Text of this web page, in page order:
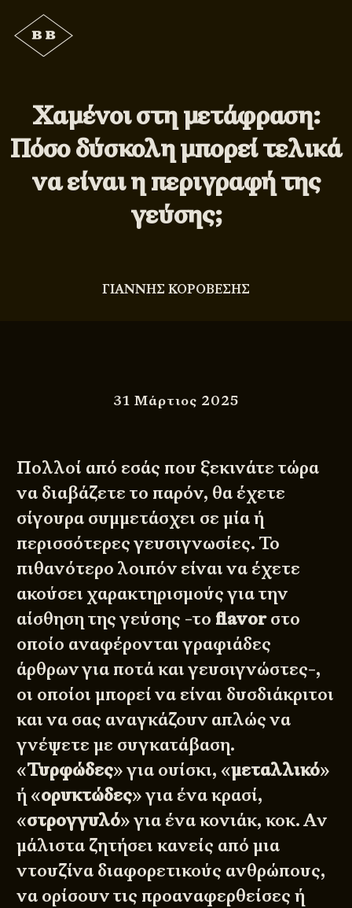
Χαμένοι στη μετάφραση:
Πόσο δύσκολη μπορεί τελικά
να είναι η περιγραφή της
γεύσης;
ΓΙΑΝΝΗΣ ΚΟΡΟΒΕΣΗΣ
31 Μάρτιος 2025
Πολλοί από εσάς που ξεκινάτε τώρα
να διαβάζετε το παρόν, θα έχετε
σίγουρα συμμετάσχει σε μία ή
περισσότερες γευσιγνωσίες. Το
πιθανότερο λοιπόν είναι να έχετε
ακούσει χαρακτηρισμούς για την
αίσθηση της γεύσης -το flavorστο
οποίο αναφέρονται γραφιάδες
άρθρων για ποτά και γευσιγνώστες-,
οι οποίοι μπορεί να είναι δυσδιάκριτοι
και να σας αναγκάζουν απλώς να
γνέψετε με συγκατάβαση.
«Τυρφώδες» για ουίσκι, «μεταλλικό»
ή «ορυκτώδες» για ένα κρασί,
«στρογγυλό» για ένα κονιάκ, κοκ. Αν
μάλιστα ζητήσει κανείς από μια
ντουζίνα διαφορετικούς ανθρώπους,
να ορίσουν τις προαναφερθείσες ή